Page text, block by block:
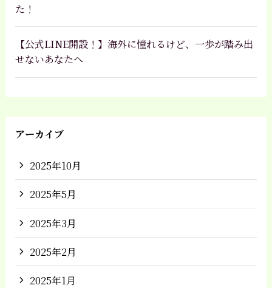
た！
【公式LINE開設！】海外に憧れるけど、一歩が踏み出
せないあなたへ
アーカイブ
2025年10月
2025年5月
2025年3月
2025年2月
2025年1月